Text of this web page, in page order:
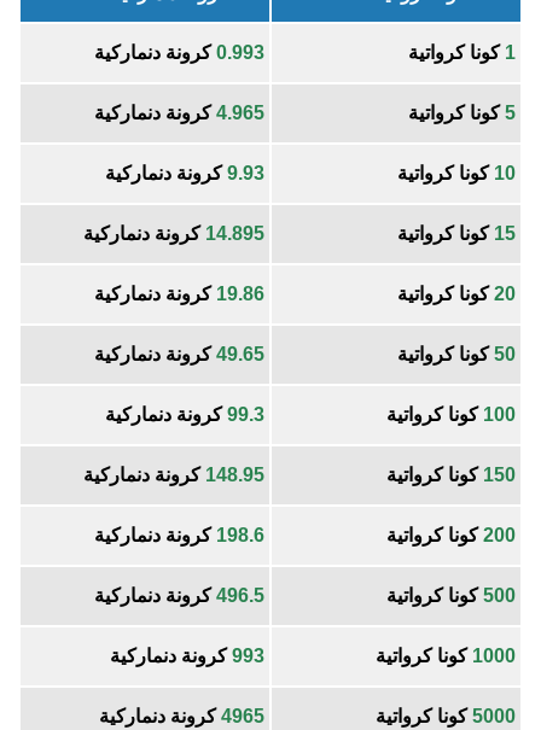
1 كونا كرواتية 0.993كرونة دنماركية
5كونا كرواتية 4.965كرونة دنماركية
10 كونا كرواتية 9.93كرونة دنماركية
15 كونا كرواتية 14.895 كرونة دنماركية
20كونا كرواتية 19.86 كرونة دنماركية
50كونا كرواتية 49.65كرونة دنماركية
100 كونا كرواتية 99.3كرونة دنماركية
150 كونا كرواتية 148.95 كرونة دنماركية
200كونا كرواتية 198.6 كرونة دنماركية
500كونا كرواتية 496.5كرونة دنماركية
1000 كونا كرواتية 993كرونة دنماركية
5000كونا كرواتية 4965كرونة دنماركية